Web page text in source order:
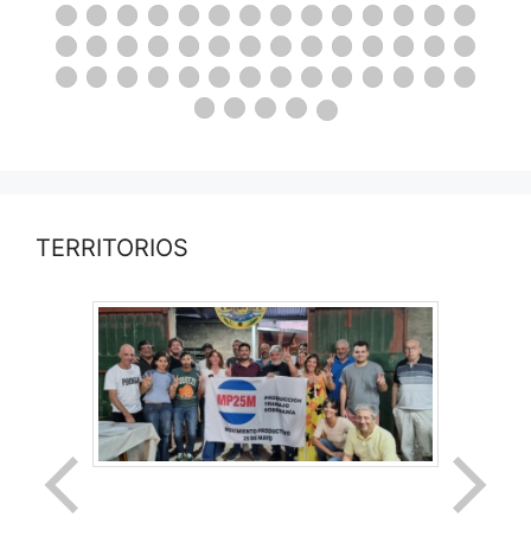
TERRITORIOS